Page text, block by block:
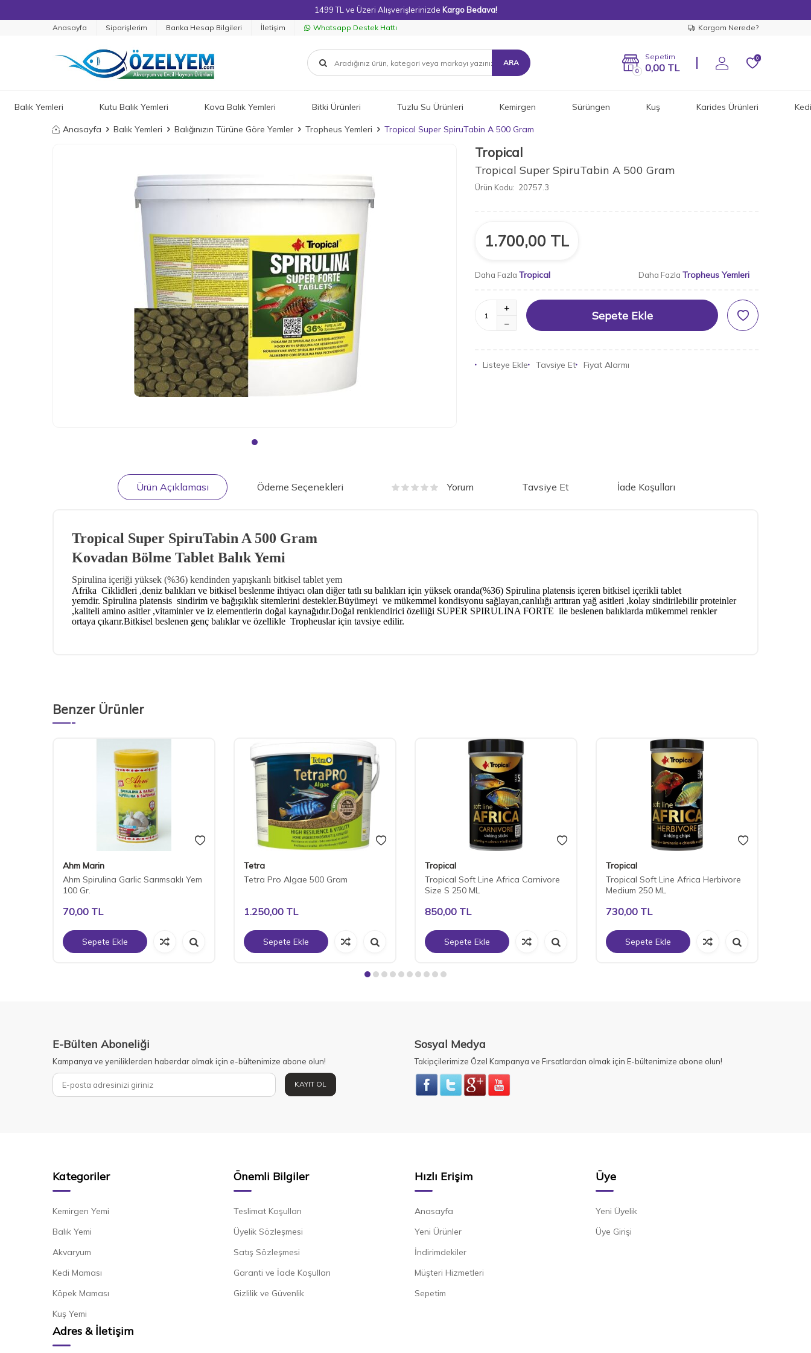
1499 TL ve Üzeri Alışverişlerinizde Kargo Bedava!
Anasayfa Siparişlerim Banka Hesap Bilgileri İletişim Whatsapp Destek Hattı Kargom Nerede?
ARA
0
Sepetim
0,00 TL
0
Balık Yemleri Kutu Balık Yemleri Kova Balık Yemleri Bitki Ürünleri Tuzlu Su Ürünleri Kemirgen Sürüngen Kuş Karides Ürünleri Kedi
Anasayfa Balık Yemleri Balığınızın Türüne Göre Yemler Tropheus Yemleri Tropical Super SpiruTabin A 500 Gram
Tropical
Tropical Super SpiruTabin A 500 Gram
Ürün Kodu: 20757.3
1.700,00 TL
Daha Fazla Tropical Daha Fazla Tropheus Yemleri
Sepete Ekle
Listeye Ekle Tavsiye Et Fiyat Alarmı
Ürün Açıklaması Ödeme Seçenekleri Yorum Tavsiye Et İade Koşulları
Tropical Super SpiruTabin A 500 Gram
Kovadan Bölme Tablet Balık Yemi
Spirulina içeriği yüksek (%36) kendinden yapışkanlı bitkisel tablet yem
Afrika Ciklidleri ,deniz balıkları ve bitkisel beslenme ihtiyacı olan diğer tatlı su balıkları için yüksek oranda(%36) Spirulina platensis içeren bitkisel içerikli tablet
yemdir. Spirulina platensis sindirim ve bağışıklık sitemlerini destekler.Büyümeyi ve mükemmel kondisyonu sağlayan,canlılığı arttıran yağ asitleri ,kolay sindirilebilir proteinler
,kaliteli amino asitler ,vitaminler ve iz elementlerin doğal kaynağıdır.Doğal renklendirici özelliği SUPER SPIRULINA FORTE ile beslenen balıklarda mükemmel renkler
ortaya çıkarır.Bitkisel beslenen genç balıklar ve özellikle Tropheuslar için tavsiye edilir.
Benzer Ürünler
Ahm Marin
Ahm Spirulina Garlic Sarımsaklı Yem
100 Gr.
70,00 TL
Sepete Ekle
Tetra
Tetra Pro Algae 500 Gram
1.250,00 TL
Sepete Ekle
Tropical
Tropical Soft Line Africa Carnivore
Size S 250 ML
850,00 TL
Sepete Ekle
Tropical
Tropical Soft Line Africa Herbivore
Medium 250 ML
730,00 TL
Sepete Ekle
E-Bülten Aboneliği
Kampanya ve yeniliklerden haberdar olmak için e-bültenimize abone olun!
KAYIT OL
Sosyal Medya
Takipçilerimize Özel Kampanya ve Fırsatlardan olmak için E-bültenimize abone olun!
Kategoriler
Kemirgen Yemi
Balık Yemi
Akvaryum
Kedi Maması
Köpek Maması
Kuş Yemi
Önemli Bilgiler
Teslimat Koşulları
Üyelik Sözleşmesi
Satış Sözleşmesi
Garanti ve İade Koşulları
Gizlilik ve Güvenlik
Hızlı Erişim
Anasayfa
Yeni Ürünler
İndirimdekiler
Müşteri Hizmetleri
Sepetim
Üye
Yeni Üyelik
Üye Girişi
Adres & İletişim